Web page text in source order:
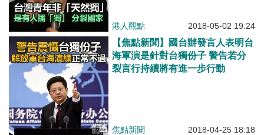
港人觀點 2018-05-02 19:24
【焦點新聞】國台辦發言人表明台
海軍演是針對台獨份子 警告若分
裂言行持續將有進一步行動
焦點新聞 2018-04-25 18:18